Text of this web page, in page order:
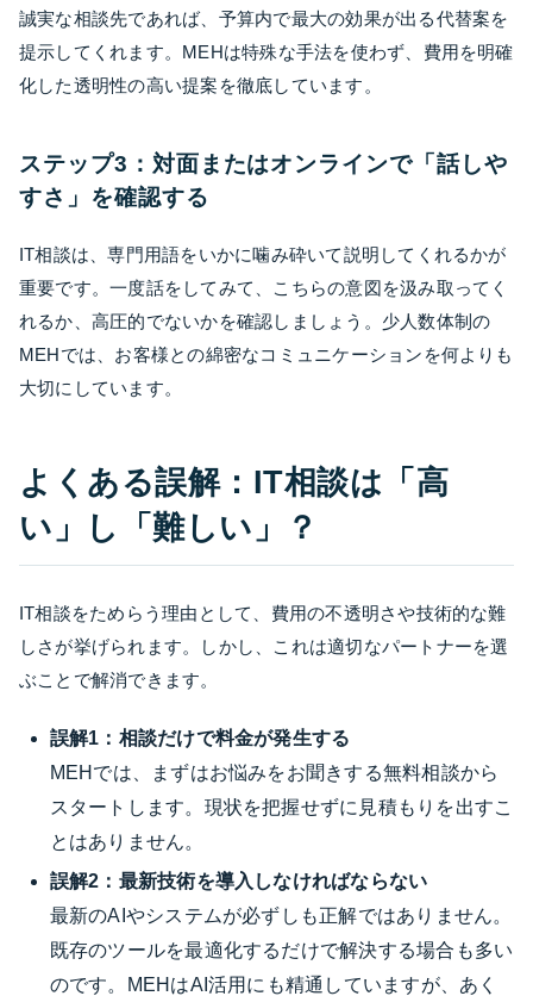
誠実な相談先であれば、予算内で最大の効果が出る代替案を
提示してくれます。MEHは特殊な手法を使わず、費用を明確
化した透明性の高い提案を徹底しています。
ステップ3：対面またはオンラインで「話しや
すさ」を確認する
IT相談は、専門用語をいかに噛み砕いて説明してくれるかが
重要です。一度話をしてみて、こちらの意図を汲み取ってく
れるか、高圧的でないかを確認しましょう。少人数体制の
MEHでは、お客様との綿密なコミュニケーションを何よりも
大切にしています。
よくある誤解：IT相談は「高
い」し「難しい」？
IT相談をためらう理由として、費用の不透明さや技術的な難
しさが挙げられます。しかし、これは適切なパートナーを選
ぶことで解消できます。
誤解1：相談だけで料金が発生する
MEHでは、まずはお悩みをお聞きする無料相談から
スタートします。現状を把握せずに見積もりを出すこ
とはありません。
誤解2：最新技術を導入しなければならない
最新のAIやシステムが必ずしも正解ではありません。
既存のツールを最適化するだけで解決する場合も多い
のです。MEHはAI活用にも精通していますが、あく